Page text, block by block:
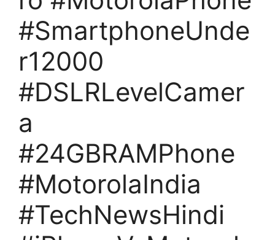
#SmartphoneUnde
r12000
#DSLRLevelCamer
a
#24GBRAMPhone
#MotorolaIndia
#TechNewsHindi